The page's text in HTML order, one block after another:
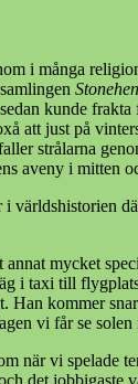
i många
kunde frakta
att just på
strålarna
aveny i mitten
i världshistorien
annat mycket
i taxi till
Han kommer
vi får se solen
när vi spelade
det jobbigaste